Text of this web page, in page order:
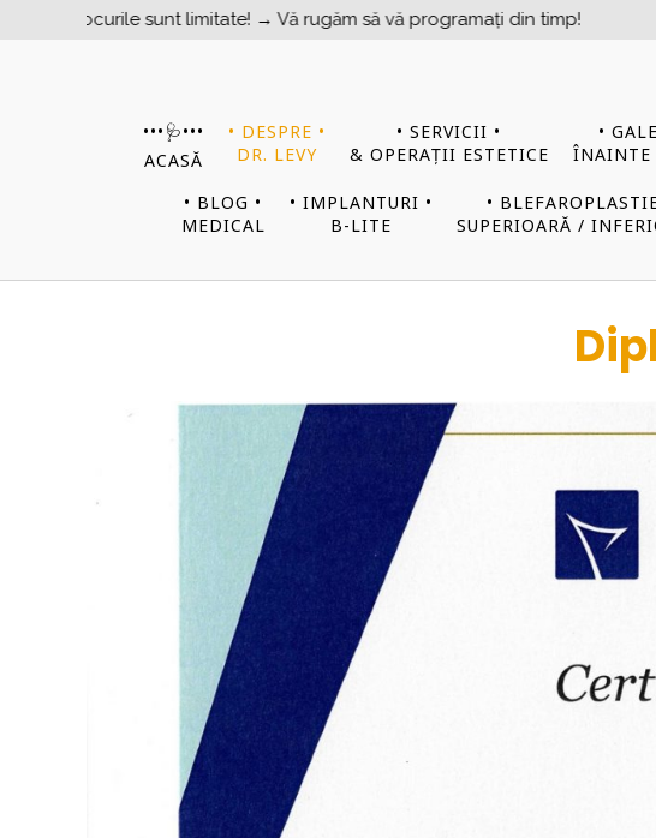
sunt limitate! → Vă rugăm să vă programați din timp!
•••​​​​🩺•••
ACASĂ
• DESPRE •
DR. LEVY
• SERVICII •
& OPERAȚII ESTETICE
•
ÎNAINTE
• BLOG •
MEDICAL
• IMPLANTURI •
B-LITE
•
SUPERIOARĂ /